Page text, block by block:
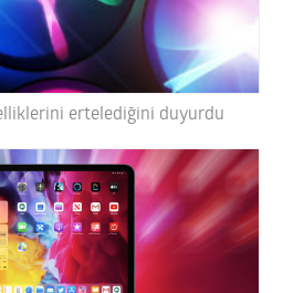
ertelediğini duyurdu